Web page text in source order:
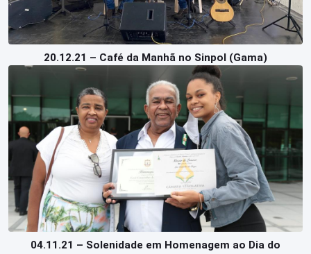
20.12.21 – Café da Manhã no Sinpol (Gama)
04.11.21 – Solenidade em Homenagem ao Dia do